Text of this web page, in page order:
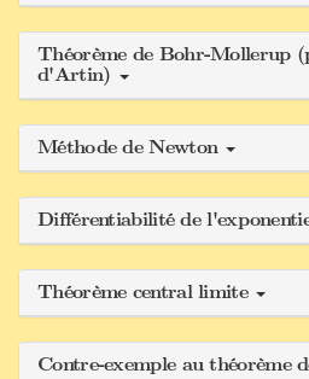
Théorème de Bohr-Mollerup
d'Artin)
Méthode de Newton
Différentiabilité de
Théorème central limite
Contre-exemple au théorème